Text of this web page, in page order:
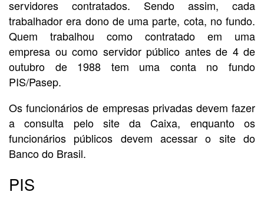
servidores contratados. Sendo assim, cada
trabalhador era dono de uma parte, cota, no fundo.
Quem trabalhou como contratado em uma
empresa ou como servidor público antes de 4 de
outubro de 1988 tem uma conta no fundo
PIS/Pasep.
Os funcionários de empresas privadas devem fazer
a consulta pelo site da Caixa, enquanto os
funcionários públicos devem acessar o site do
Banco do Brasil.
PIS